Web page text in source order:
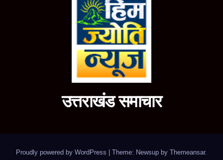
उत्तराखंड समाचार
Proudly powered by WordPress Theme: Newsup by Themeansar.